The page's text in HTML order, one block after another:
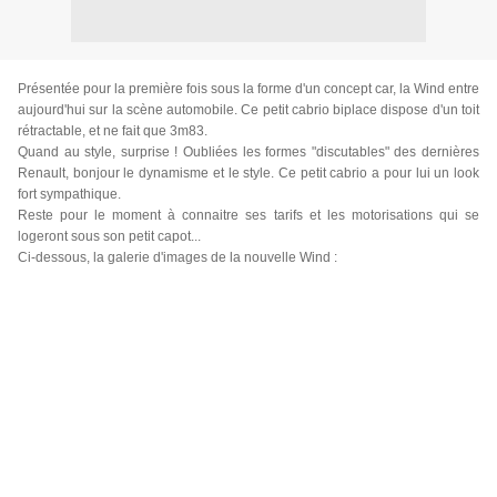
Présentée pour la première fois sous la forme d'un concept car, la Wind entre
aujourd'hui sur la scène automobile. Ce petit cabrio biplace dispose d'un toit
rétractable, et ne fait que 3m83.
Quand au style, surprise ! Oubliées les formes "discutables" des dernières
Renault, bonjour le dynamisme et le style. Ce petit cabrio a pour lui un look
fort sympathique.
Reste pour le moment à connaitre ses tarifs et les motorisations qui se
logeront sous son petit capot...
Ci-dessous, la galerie d'images de la nouvelle Wind :